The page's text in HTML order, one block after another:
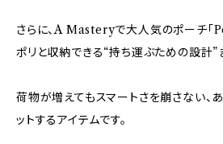
さらに、A Masteryで大人気のポーチ「
ポリと収納できる“持ち運ぶための設計”
荷物が増えてもスマートさを崩さない、
ットするアイテムです。